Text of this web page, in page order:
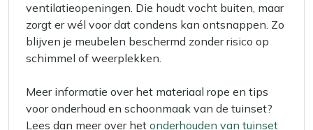
ventilatieopeningen. Die houdt vocht buiten, maar
zorgt er wél voor dat condens kan ontsnappen. Zo
blijven je meubelen beschermd zonder risico op
schimmel of weerplekken.
Meer informatie over het materiaal rope en tips
voor onderhoud en schoonmaak van de tuinset?
Lees dan meer over het onderhouden van tuinset